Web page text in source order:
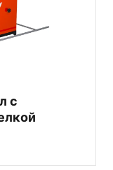
с